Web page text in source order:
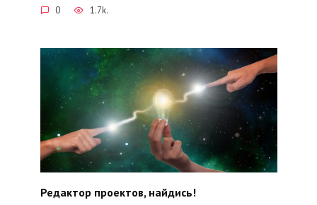
0 1.7k.
Редактор проектов, найдись!